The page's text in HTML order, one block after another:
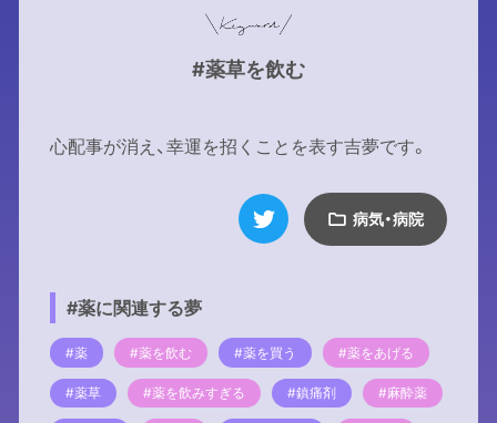
#薬草を飲む
心配事が消え、幸運を招くことを表す吉夢です。
病気・病院
#薬に関連する夢
#薬 #薬を飲む #薬を買う #薬をあげる
#薬草 #薬を飲みすぎる #鎮痛剤 #麻酔薬